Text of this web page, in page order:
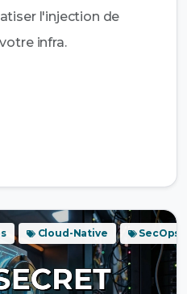
l'injection de
infra.
Cloud-Native SecOps